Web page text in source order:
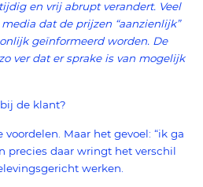
en vrij abrupt verandert. Veel
dat de prijzen “aanzienlijk”
geïnformeerd worden. De
ver dat er sprake is van mogelijk
de klant?
Maar het gevoel: “ik ga
precies daar wringt het verschil
werken.